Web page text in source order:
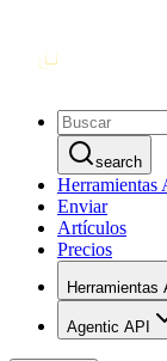
search
Herramientas
Enviar
Artículos
Precios
Herramientas
Agentic API